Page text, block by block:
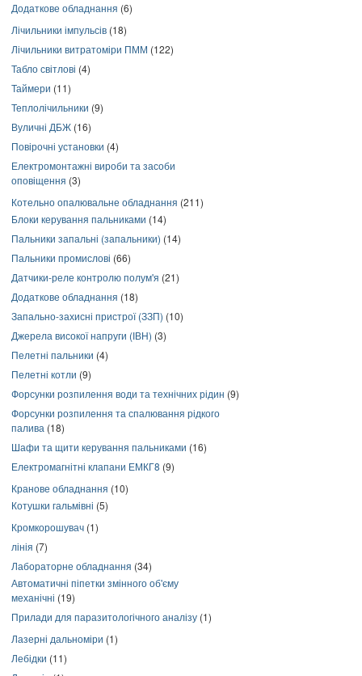
Додаткове обладнання (6)
Лічильники імпульсів (18)
Лічильники витратоміри ПММ (122)
Табло світлові (4)
Таймери (11)
Теплолічильники (9)
Вуличні ДБЖ (16)
Повірочні установки (4)
Електромонтажні вироби та засоби
оповіщення (3)
Котельно опалювальне обладнання (211)
Блоки керування пальниками (14)
Пальники запальні (запальники) (14)
Пальники промислові (66)
Датчики-реле контролю полум'я (21)
Додаткове обладнання (18)
Запально-захисні пристрої (ЗЗП) (10)
Джерела високої напруги (ІВН) (3)
Пелетні пальники (4)
Пелетні котли (9)
Форсунки розпилення води та технічних рідин (9)
Форсунки розпилення та спалювання рідкого
палива (18)
Шафи та щити керування пальниками (16)
Електромагнітні клапани ЕМКГ8 (9)
Кранове обладнання (10)
Котушки гальмівні (5)
Кромкорошувач (1)
лінія (7)
Лабораторне обладнання (34)
Автоматичні піпетки змінного об'єму
механічні (19)
Прилади для паразитологічного аналізу (1)
Лазерні дальноміри (1)
Лебідки (11)